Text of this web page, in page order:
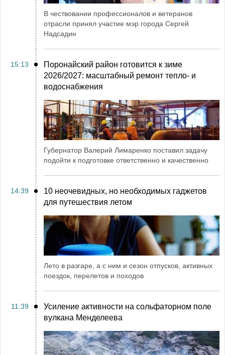
В чествовании профессионалов и ветеранов
отрасли принял участие мэр города Сергей
Надсадин
15:13
Поронайский район готовится к зиме
2026/2027: масштабный ремонт тепло- и
водоснабжения
Губернатор Валерий Лимаренко поставил задачу
подойти к подготовке ответственно и качественно
14:39
10 неочевидных, но необходимых гаджетов
для путешествия летом
Лето в разгаре, а с ним и сезон отпусков, активных
поездок, перелетов и походов
11:39
Усиление активности на сольфаторном поле
вулкана Менделеева